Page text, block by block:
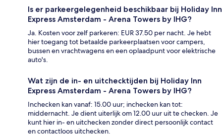
Is er parkeergelegenheid beschikbaar bij Holiday Inn
Express Amsterdam - Arena Towers by IHG?
Ja. Kosten voor zelf parkeren: EUR 37.50 per nacht. Je hebt
hier toegang tot betaalde parkeerplaatsen voor campers,
bussen en vrachtwagens en een oplaadpunt voor elektrische
auto's.
Wat zijn de in- en uitchecktijden bij Holiday Inn
Express Amsterdam - Arena Towers by IHG?
Inchecken kan vanaf: 15.00 uur; inchecken kan tot:
middernacht. Je dient uiterlijk om 12.00 uur uit te checken. Je
kunt hier in- en uitchecken zonder direct persoonlijk contact
en contactloos uitchecken.